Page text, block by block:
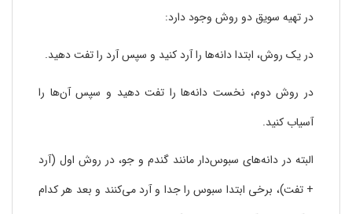
در تهیه سویق دو روش وجود دارد:
در یک روش، ابتدا دانه‌ها را آرد کنید و سپس آرد را تفت دهید.
در روش دوم، نخست دانه‌ها را تفت دهید و سپس آن‌ها را
آسیاب کنید.
البته در دانه‌های سبوس‌دار مانند گندم و جو، در روش اول (آرد
+ تفت)، برخی ابتدا سبوس را جدا و آرد می‌کنند و بعد هر کدام